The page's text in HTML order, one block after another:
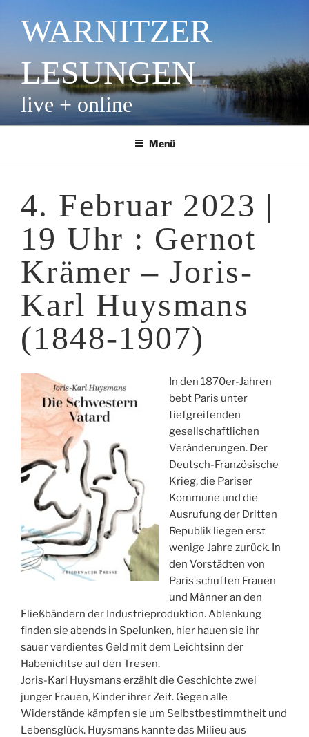
Inhalt
springenWARNITZER
LESUNGEN
live + online
Menü
4. Februar 2023 |
19 Uhr : Gernot
Krämer – Joris-
Karl Huysmans
(1848-1907)
In den 1870er-Jahren
bebt Paris unter
tiefgreifenden
gesellschaftlichen
Veränderungen. Der
Deutsch-Französische
Krieg, die Pariser
Kommune und die
Ausrufung der Dritten
Republik liegen erst
wenige Jahre zurück. In
den Vorstädten von
Paris schuften Frauen
und Männer an den
Fließbändern der Industrieproduktion. Ablenkung
finden sie abends in Spelunken, hier hauen sie ihr
sauer verdientes Geld mit dem Leichtsinn der
Habenichtse auf den Tresen.
Joris-Karl Huysmans erzählt die Geschichte zwei
junger Frauen, Kinder ihrer Zeit. Gegen alle
Widerstände kämpfen sie um Selbstbestimmtheit und
Lebensglück. Huysmans kannte das Milieu aus